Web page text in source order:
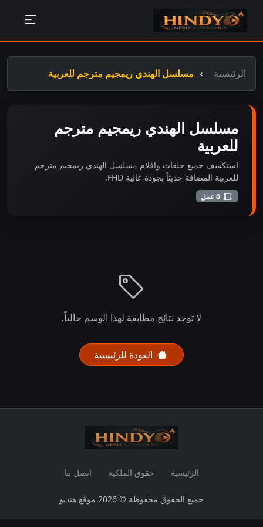
الرئيسية مسلسل الهندي ريمجيم مترجم للعربية
مسلسل الهندي ريمجيم مترجم
للعربية
استكشف جميع حلقات وافلام مسلسل الهندي ريمجيم مترجم
للعربية المضافة حديثاً بجودة عالية FHD.
لا توجد نتائج مطابقة لهذا الوسم حالياً.
العودة للرئيسية
الرئيسية حقوق الملكية اتصل بنا
جميع الحقوق محفوظة © 2026 موقع هنديو